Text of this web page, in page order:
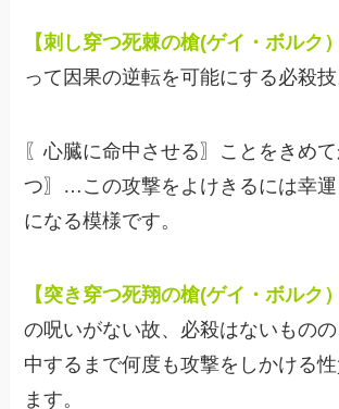
【刺し穿つ死棘の槍(ゲイ・ボルク）
って因果の逆転を可能にする必殺技
〖心臓に命中させる〗ことをきめ
つ〗…この攻撃をよけきるには幸
になる模様です。
【突き穿つ死翔の槍(ゲイ・ボルク）
の呪いがない故、必殺はないもの
中するまで何度も攻撃をしかける
ます。